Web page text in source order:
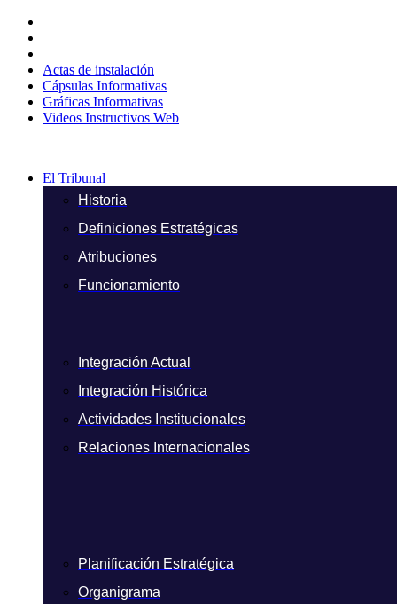
contenido
Actas de instalación
Cápsulas Informativas
Gráficas Informativas
Videos Instructivos Web
El Tribunal
Historia
Definiciones Estratégicas
Atribuciones
Funcionamiento
Integración Actual
Integración Histórica
Actividades Institucionales
Relaciones Internacionales
Planificación Estratégica
Organigrama